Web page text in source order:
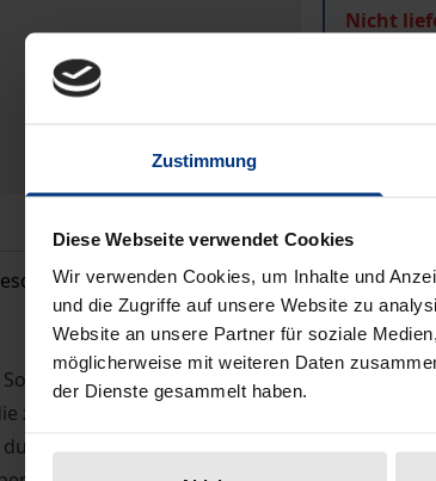
Zustimmung
Diese Webseite verwendet Cookies
Wir verwenden Cookies, um Inhalte und
und die Zugriffe auf unsere Website zu
Website an unsere Partner für soziale
möglicherweise mit weiteren Daten
der Dienste gesammelt haben.
Nicht
Hinweise zu
1999 erarbeitete das
zur Praxis der Kronzeugenregelung. An der
durchgeführt wurden, beteiligten sich über